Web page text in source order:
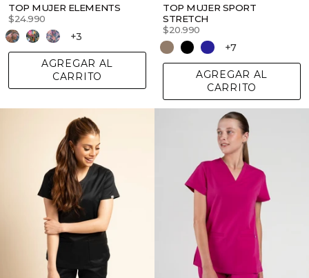
TOP MUJER ELEMENTS
$24.990
+3
AGREGAR AL
CARRITO
TOP MUJER SPORT
STRETCH
$20.990
+7
AGREGAR AL
CARRITO